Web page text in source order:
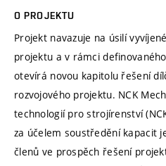
O PROJEKTU
Projekt navazuje na úsilí
projektu a v rámci
otevírá novou kapitolu řešení
rozvojového projektu. NCK
technologií pro strojírenství
za účelem soustředění kapacit
členů ve prospěch řešení